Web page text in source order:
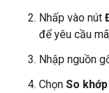
Nhấp vào nút
để yêu cầu
Nhập nguồn
Chọn So